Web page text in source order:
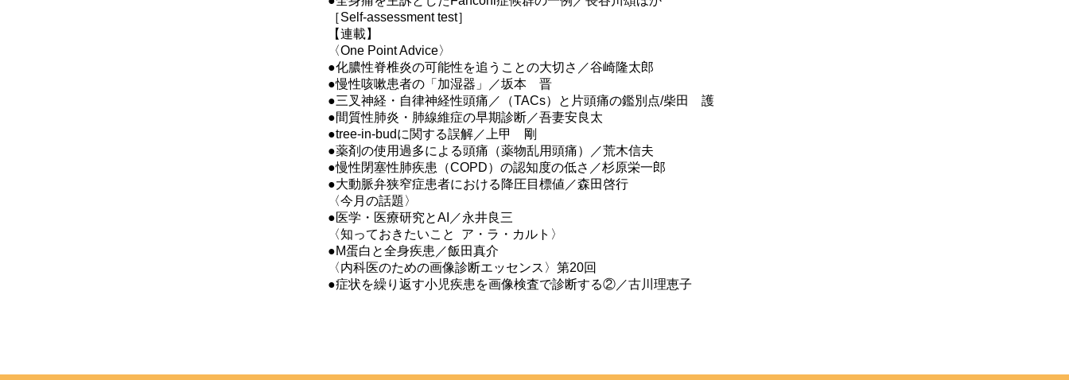
［Self-assessment test］
【連載】
〈One Point Advice〉
●化膿性脊椎炎の可能性を追うことの大切さ／谷崎隆太郎
●慢性咳嗽患者の「加湿器」／坂本 晋
●三叉神経・自律神経性頭痛／（TACs）と片頭痛の鑑別点/柴田 護
●間質性肺炎・肺線維症の早期診断／吾妻安良太
●tree-in-budに関する誤解／上甲 剛
●薬剤の使用過多による頭痛（薬物乱用頭痛）／荒木信夫
●慢性閉塞性肺疾患（COPD）の認知度の低さ／杉原栄一郎
●大動脈弁狭窄症患者における降圧目標値／森田啓行
〈今月の話題〉
●医学・医療研究とAI／永井良三
〈知っておきたいこと ア・ラ・カルト〉
●M蛋白と全身疾患／飯田真介
〈内科医のための画像診断エッセンス〉第20回
●症状を繰り返す小児疾患を画像検査で診断する②／古川理恵子